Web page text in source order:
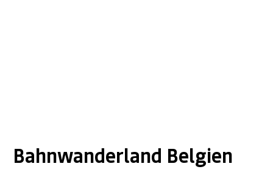
Bahnwanderland Belgien